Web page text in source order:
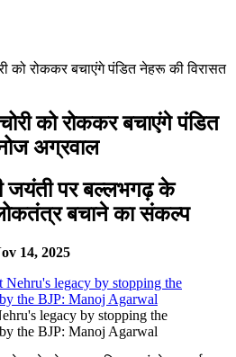
को रोककर बचाएंगे पंडित नेहरू की विरासत
चोरी को रोककर बचाएंगे पंडित
अग्रवाल
जयंती पर बल्लभगढ़ के
बचाने का संकल्प
14, 2025
legacy by stopping the
the BJP: Manoj Agarwal